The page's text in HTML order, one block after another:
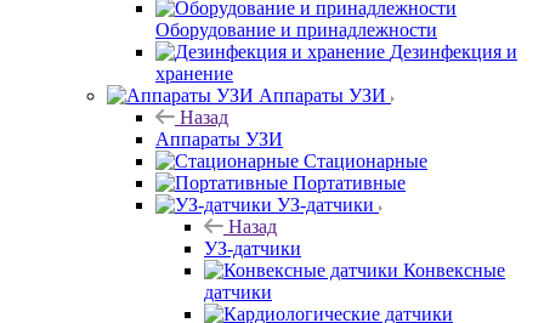
Оборудование и принадлежности
Дезинфекция и
хранение
Аппараты УЗИ
Назад
Аппараты УЗИ
Стационарные
Портативные
УЗ-датчики
Назад
УЗ-датчики
Конвексные
датчики